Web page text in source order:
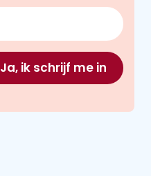
Ja, ik schrijf me in